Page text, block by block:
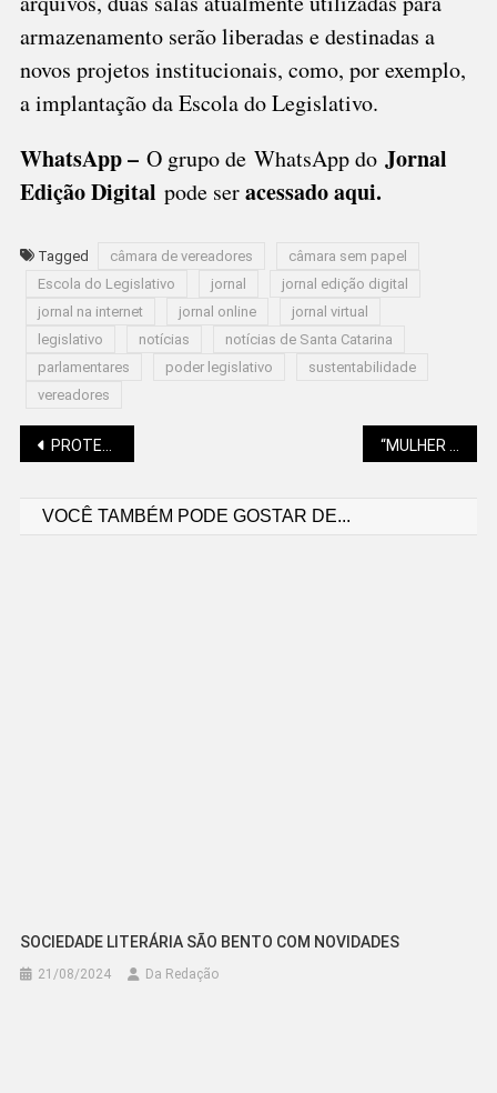
armazenamento serão liberadas e destinadas a
novos projetos institucionais, como, por exemplo,
a implantação da Escola do Legislativo.
WhatsApp – O grupo de WhatsApp do Jornal
Edição Digital pode seracessado aqui.
Tagged câmara de vereadores
câmara sem papel
Escola do Legislativo
jornal
jornal edição digital
jornal na internet
jornal online
jornal virtual
legislativo
notícias
notícias de Santa Catarina
parlamentares
poder legislativo
sustentabilidade
vereadores
Navegação
PROTETORES DA ÁGUA SÃO-BENTENSE RECEBEM SEUS PAGAMENTOS
VOCÊ TAMBÉM PODE GOSTAR DE...
SOCIEDADE LITERÁRIA SÃO BENTO COM NOVIDADES
21/08/2024 Da Redação